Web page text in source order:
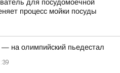
для посудомоечной
процесс мойки посуды
на олимпийский пьедестал